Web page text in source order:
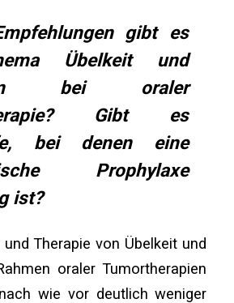
gibt es
Übelkeit und
bei oraler
Gibt es
bei denen eine
Prophylaxe
ist?
Therapie von Übelkeit und
oraler Tumortherapien
wie vor deutlich weniger